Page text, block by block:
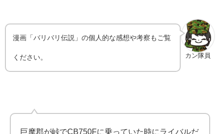
カン隊員
漫画「バリバリ伝説」の個人的な感想や考察もご覧
ください。
巨摩郡が峠でCB750Fに乗っていた時にライバルだ